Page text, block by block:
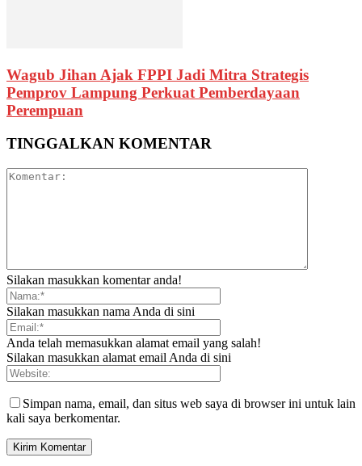
Wagub Jihan Ajak FPPI Jadi Mitra Strategis
Pemprov Lampung Perkuat Pemberdayaan
Perempuan
TINGGALKAN KOMENTAR
Silakan masukkan komentar anda!
Silakan masukkan nama Anda di sini
Anda telah memasukkan alamat email yang salah!
Silakan masukkan alamat email Anda di sini
Simpan nama, email, dan situs web saya di browser ini untuk lain
kali saya berkomentar.